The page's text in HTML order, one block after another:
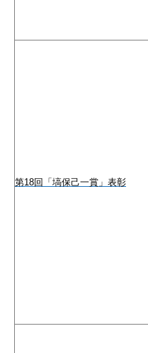
第18回「塙保己一賞」表彰